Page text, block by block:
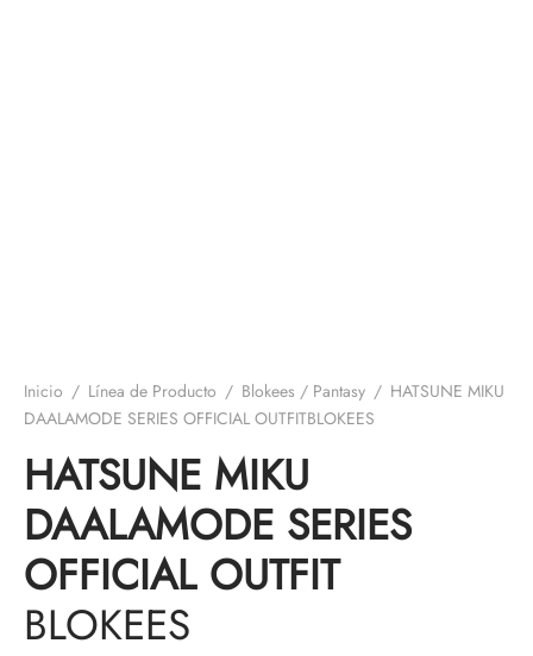
Inicio / Línea de Producto / Blokees / Pantasy / HATSUNE MIKU
DAALAMODE SERIES OFFICIAL OUTFITBLOKEES
HATSUNE MIKU
DAALAMODE SERIES
OFFICIAL OUTFIT
BLOKEES